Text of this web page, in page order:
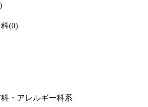
)
(0)
・アレルギー科系